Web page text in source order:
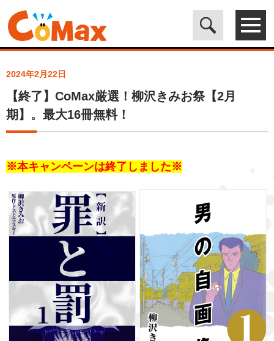
電子書籍マンガ CoMax(コマックス)公式サイト - 株式会社ICE>ト
ピックス> 【終了】CoMax厳選！柳沢きみお祭【2月期】。最大16
冊無料！
2024年2月22日
【終了】CoMax厳選！柳沢きみお祭【2月
期】。最大16冊無料！
※本キャンペーンは終了しました※